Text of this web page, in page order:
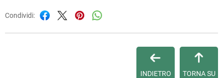
Condividi:
TORNA SU
INDIETRO